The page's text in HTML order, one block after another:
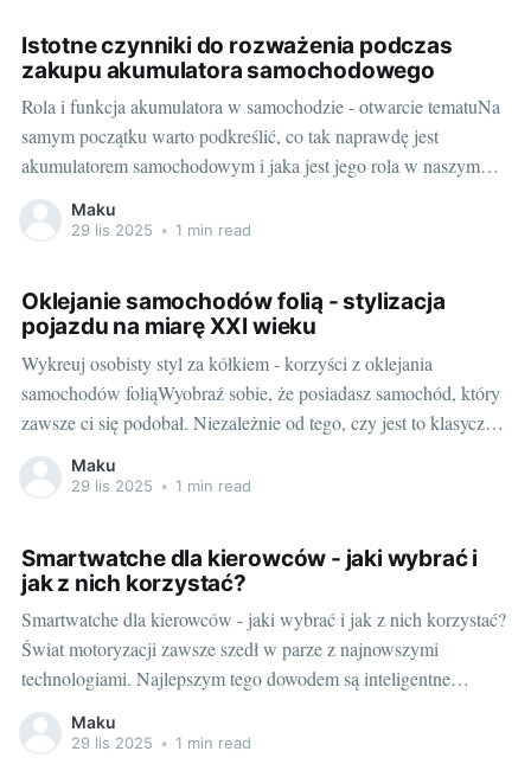
Istotne czynniki do rozważenia podczas
zakupu akumulatora samochodowego
Rola i funkcja akumulatora w samochodzie - otwarcie tematuNa
samym początku warto podkreślić, co tak naprawdę jest
akumulatorem samochodowym i jaka jest jego rola w naszym
pojeździe. Akumulator to źródło energii, które pozwala na
zapewnienie prądu do wszystkich systemów samochodu,
Maku
29 lis 2025 • 1 min read
Oklejanie samochodów folią - stylizacja
pojazdu na miarę XXI wieku
Wykreuj osobisty styl za kółkiem - korzyści z oklejania
samochodów foliąWyobraź sobie, że posiadasz samochód, który
zawsze ci się podobał. Niezależnie od tego, czy jest to klasyczna
limuzyna, sportowy kabriolet, czy nowoczesny SUV, z
pewnością zasługuje na wyjątkową oprawę, jaką daje bydgoszcz
Maku
29 lis 2025 • 1 min read
Smartwatche dla kierowców - jaki wybrać i
jak z nich korzystać?
Smartwatche dla kierowców - jaki wybrać i jak z nich korzystać?
Świat motoryzacji zawsze szedł w parze z najnowszymi
technologiami. Najlepszym tego dowodem są inteligentne
zegarki, zwane smartwatchami, które zdobywają coraz większą
popularność wśród kierowców. Fuzja motoryzacji i technologii:
Maku
29 lis 2025 • 1 min read